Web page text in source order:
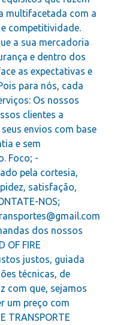
multifacetada com a
competitividade.
a sua mercadoria
e dentro dos
as expectativas e
para nós, cada
Os nossos
clientes a
envios com base
e sem
Foco; -
pela cortesia,
satisfação,
NOS;
dos nossos
OF FIRE
justos, guiada
técnicas, de
com que, sejamos
um preço com
TRANSPORTE